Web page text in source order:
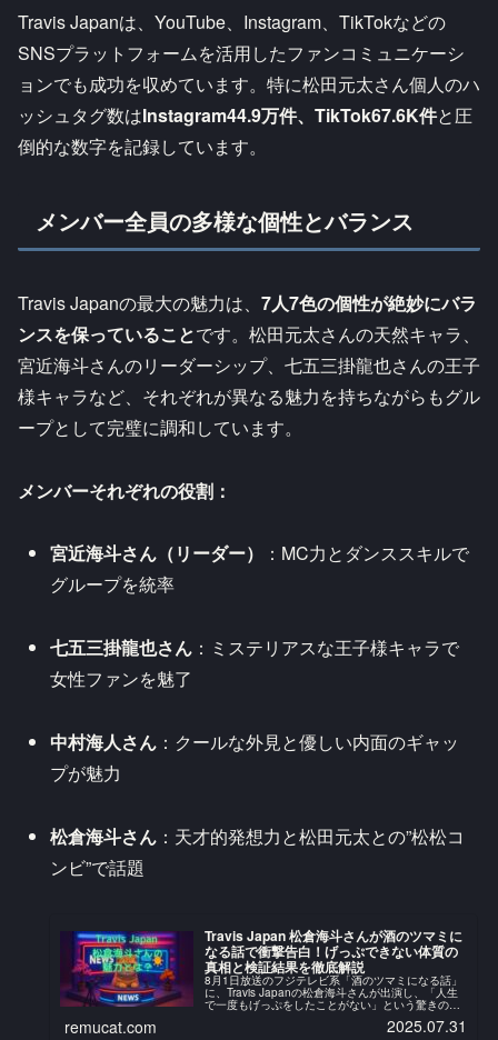
Travis Japanは、YouTube、Instagram、TikTokなどの
SNSプラットフォームを活用したファンコミュニケーシ
ョンでも成功を収めています。特に松田元太さん個人のハ
ッシュタグ数はInstagram44.9万件、TikTok67.6K件と圧
倒的な数字を記録しています。
メンバー全員の多様な個性とバランス
Travis Japanの最大の魅力は、 7人7色の個性が絶妙にバラ
ンスを保っていることです。松田元太さんの天然キャラ、
宮近海斗さんのリーダーシップ、七五三掛龍也さんの王子
様キャラなど、それぞれが異なる魅力を持ちながらもグル
ープとして完璧に調和しています。
メンバーそれぞれの役割：
宮近海斗さん（リーダー）
：MC力とダンススキルで
グループを統率
七五三掛龍也さん ：ミステリアスな王子様キャラで
女性ファンを魅了
中村海人さん ：クールな外見と優しい内面のギャッ
プが魅力
松倉海斗さん ：天才的発想力と松田元太との”松松コ
ンビ”で話題
Travis Japan 松倉海斗さんが酒のツマミに
なる話で衝撃告白！げっぷできない体質の
真相と検証結果を徹底解説
8月1日放送のフジテレビ系「酒のツマミになる話」
に、Travis Japanの松倉海斗さんが出演し、「人生
で一度もげっぷをしたことがない」という驚きの告
海斗さんの衝撃的な体質告白の詳細と、番組内...
remucat.com 2025.07.31